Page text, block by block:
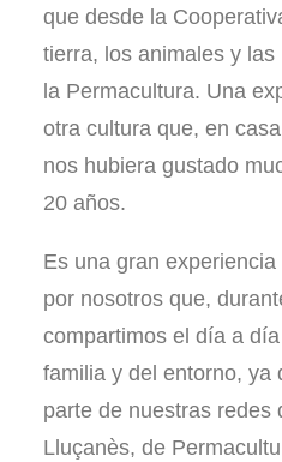
que desde la
tierra, los animales y
la Permacultura. Una
otra cultura que, en
nos hubiera gustado
20 años.
Es una gran
por nosotros que,
compartimos el día a
familia y del entorno, ya
parte de nuestras redes
Lluçanès, de